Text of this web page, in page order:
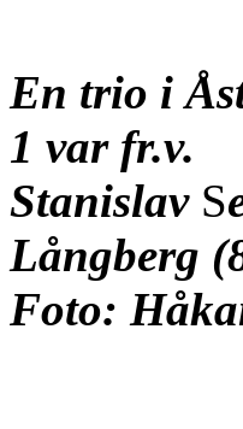
En trio i
1 var fr.v.
Stanislav S
Långberg
Foto: